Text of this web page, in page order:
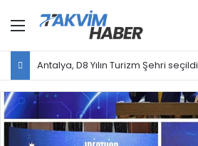
Menü
Antalya, D8 Yılın Turizm Şehri seçildi